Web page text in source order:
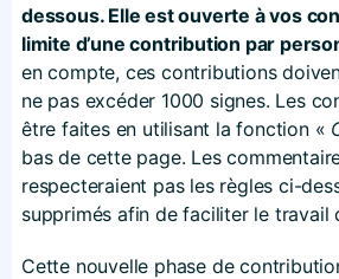
dessous. Elle est ouverte à vos
limite d’une contribution par
en compte, ces contributions
ne pas excéder 1000 signes. Les
être faites en utilisant la fonction «
bas de cette page. Les
respecteraient pas les règles ci-
supprimés afin de faciliter le travail
Cette nouvelle phase de